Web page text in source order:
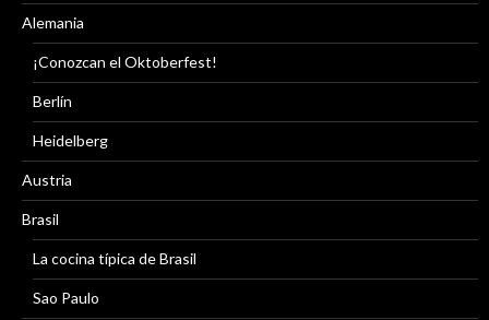
Alemania
¡Conozcan el Oktoberfest!
Berlín
Heidelberg
Austria
Brasil
La cocina típica de Brasil
Sao Paulo